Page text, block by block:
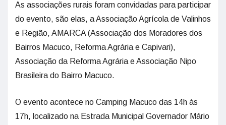
As associações rurais foram convidadas para participar
do evento, são elas, a Associação Agrícola de Valinhos
e Região, AMARCA (Associação dos Moradores dos
Bairros Macuco, Reforma Agrária e Capivari),
Associação da Reforma Agrária e Associação Nipo
Brasileira do Bairro Macuco.
O evento acontece no Camping Macuco das 14h às
17h, localizado na Estrada Municipal Governador Mário